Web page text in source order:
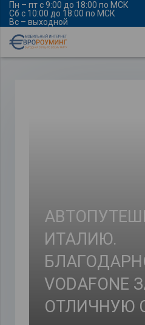
Пн – пт с 9:00 до 18:00 по МСК
Сб с 10:00 до 18:00 по МСК
Вс – выходной
ИТАЛИЮ.
VODAFONE
ОТЛИЧНУЮ